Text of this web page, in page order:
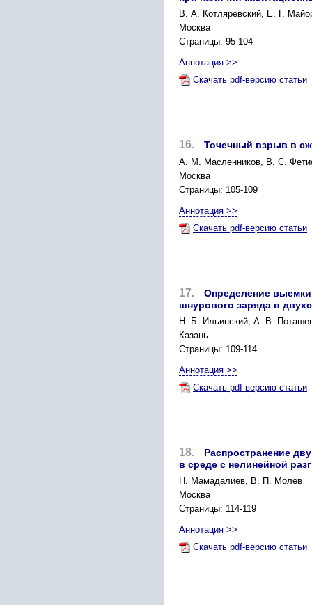
В. А. Котляревский, Е. Г.
Москва
Страницы: 95-104
Аннотация >>
Скачать pdf-версию статьи
16. Точечный взрыв в
А. М. Масленников, В. С.
Москва
Страницы: 105-109
Аннотация >>
Скачать pdf-версию статьи
17.
Определение
шнурового заряда в
Н. Б. Ильинский, А. В.
Казань
Страницы: 109-114
Аннотация >>
Скачать pdf-версию статьи
18.
Распространение
в среде с нелинейной
Н. Мамадалиев, В. П. Молев
Москва
Страницы: 114-119
Аннотация >>
Скачать pdf-версию статьи